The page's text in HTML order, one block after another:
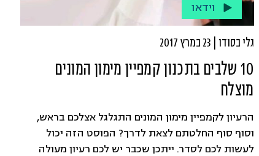
וידאו
גלי בסודו | 23 במרץ 2017
10 שלבים בתכנון קמפיין מימון המונים
מוצלח
הרעיון לקמפיין מימון המונים התגלגל אצלכם בראש,
וסוף סוף החלטתם לצאת לדרך? הפוסט הזה יכול
לעשות לכם לסדר. ייתכן שכבר יש לכם רעיון מעולה